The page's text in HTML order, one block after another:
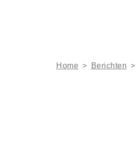
Home > Berichten >